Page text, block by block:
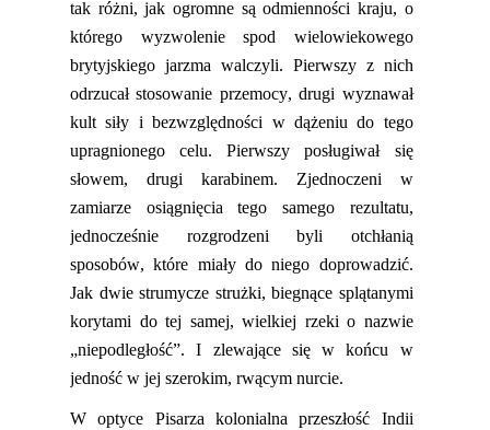
tak różni, jak ogromnesą odmienności kraju, o
którego wyzwolenie spod wielowiekowego
brytyjskiego jarzma walczyli. Pierwszy z nich
odrzucał stosowanie przemocy, drugi wyznawał
kult siły i bezwzględności w dążeniu do tego
upragnionego celu. Pierwszy posługiwał się
słowem, drugi karabinem. Zjednoczeni w
zamiarze osiągnięcia tego samego rezultatu,
jednocześnie rozgrodzeni byli otchłanią
sposobów, które miały do niego doprowadzić.
Jak dwiestrumycze strużki, biegnące splątanymi
korytami do tej samej, wielkiej rzeki o nazwie
„niepodległość”. I zlewające się w końcu w
jedność w jej szerokim, rwącym nurcie.
W optyce Pisarza kolonialna przeszłość Indii